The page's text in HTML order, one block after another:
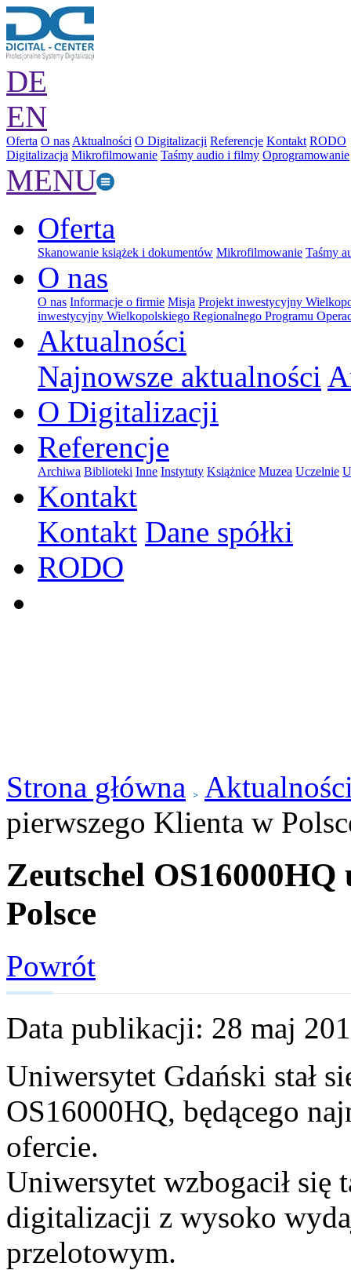
DE
EN
Oferta O nas Aktualności O Digitalizacji Referencje Kontakt RODO
Digitalizacja Mikrofilmowanie Taśmy audio i filmy Oprogramowanie
MENU
Oferta
Skanowanie książek i dokumentów Mikrofilmowanie Taśmy
O nas
O nas Informacje o firmie Misja Projekt inwestycyjny
inwestycyjny Wielkopolskiego Regionalnego Programu
Aktualności
Najnowsze aktualności
O Digitalizacji
Referencje
Archiwa Biblioteki Inne Instytuty Książnice Muzea Uczelnie
Kontakt
Kontakt Dane spółki
RODO
Strona główna
pierwszego Klienta w
Zeutschel
Polsce
Powrót
Data publikacji: 28 maj
Uniwersytet Gdański stał
OS16000HQ, będącego
ofercie.
Uniwersytet wzbogacił się
digitalizacji z wysoko
przelotowym.